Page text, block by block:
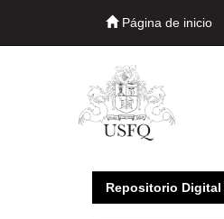
Página de inicio
Repositorio Digital